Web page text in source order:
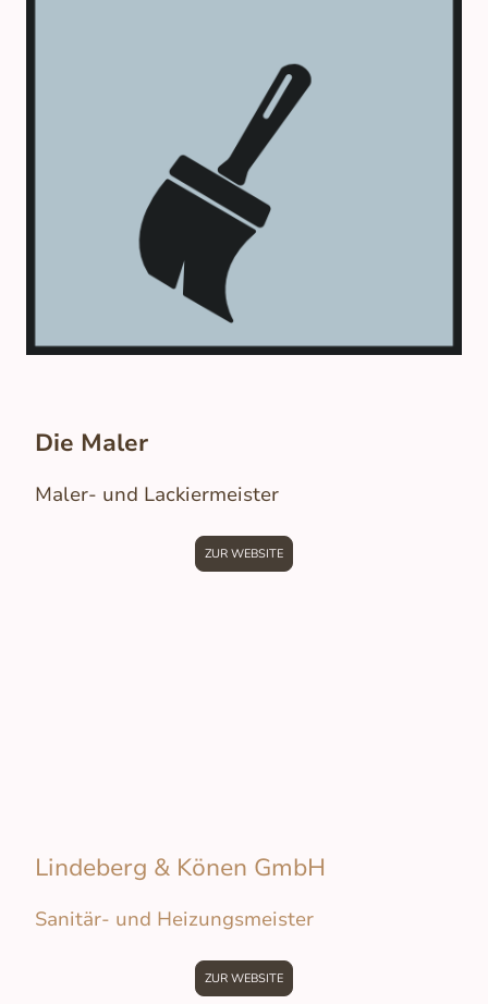
Die Maler
Maler- und Lackiermeister
ZUR WEBSITE
Lindeberg & Könen GmbH
Sanitär- und Heizungsmeister
ZUR WEBSITE